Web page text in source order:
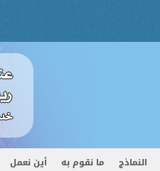
النماذج ما نقوم به أين نعمل